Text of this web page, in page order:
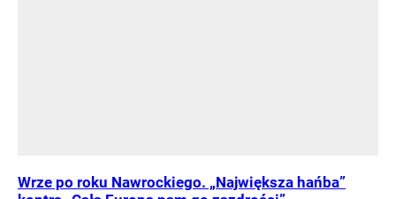
Wrze po roku Nawrockiego. „Największa hańba”